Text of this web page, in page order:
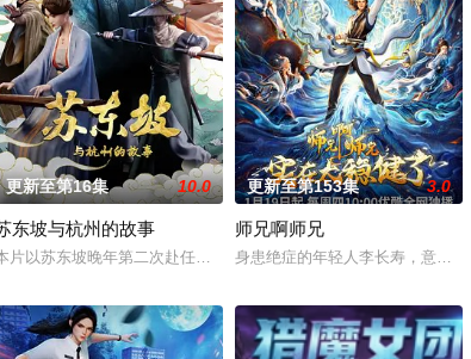
秘感，让人们产生敬畏和好奇
更新至第16集 10.0
东坡与杭州的故事
片以苏东坡晚年第二次赴任杭州，与老友佛印（一心想将苏东坡渡
更新至第153集 3.0
师兄啊师兄
身患绝症的年轻人李长寿，意外